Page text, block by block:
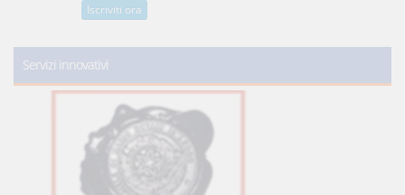
Iscriviti ora
Servizi innovativi